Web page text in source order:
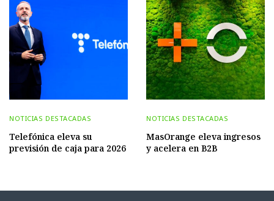
NOTICIAS DESTACADAS
Telefónica eleva su
previsión de caja para 2026
NOTICIAS DESTACADAS
MasOrange eleva ingresos
y acelera en B2B